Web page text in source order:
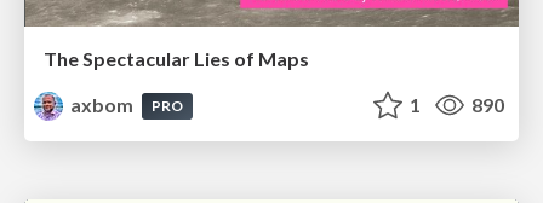
The Spectacular Lies of Maps
axbom
PRO 1 890